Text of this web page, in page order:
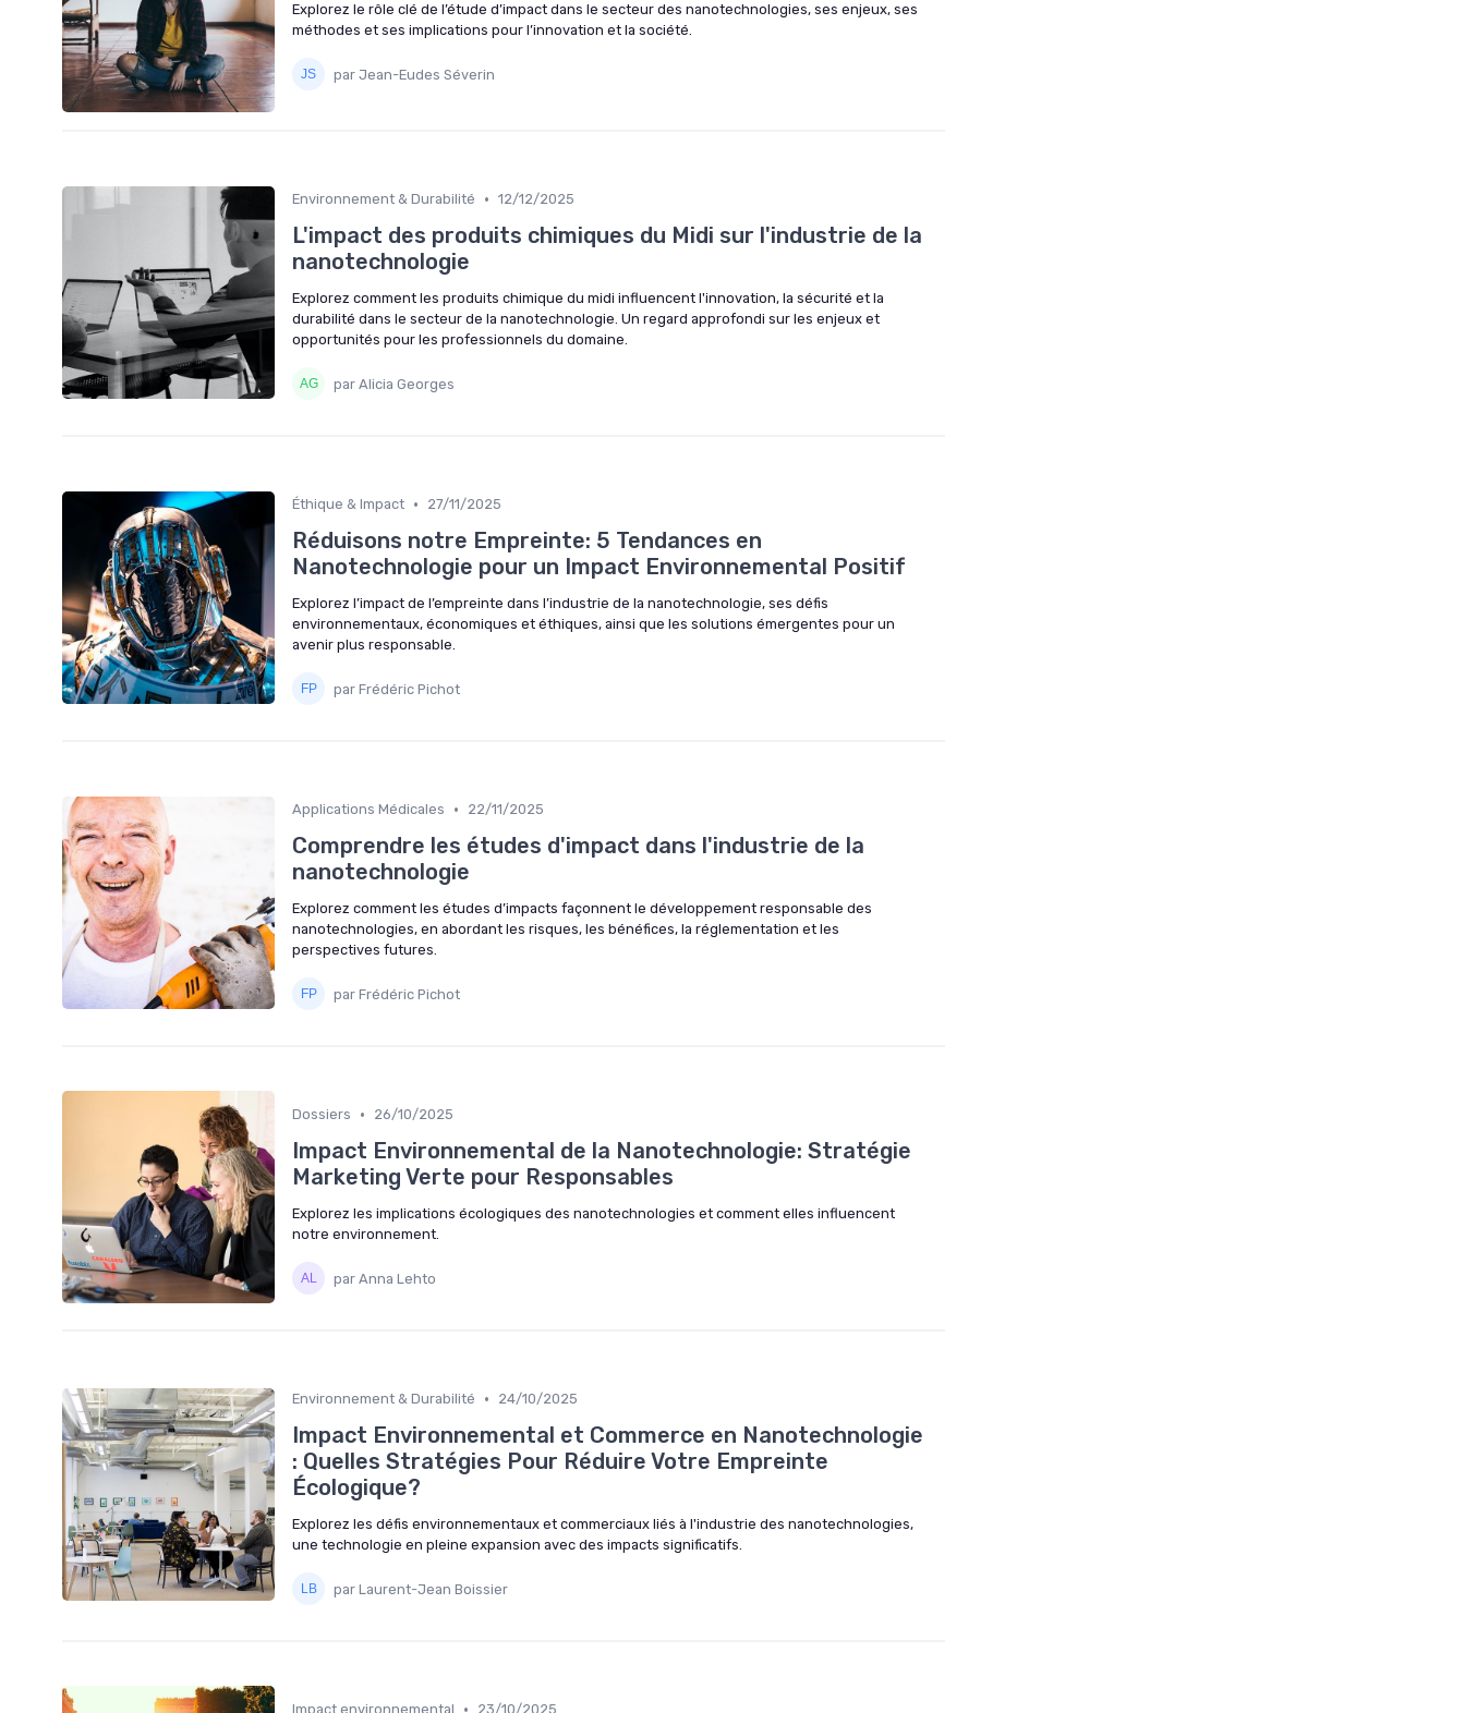
Explorez le rôle clé de l’étude d’impact dans le secteur des nanotechnologies, ses enjeux, ses
méthodes et ses implications pour l’innovation et la société.
par Jean-Eudes Séverin
Environnement & Durabilité • 12/12/2025
L'impact des produits chimiques du Midi sur l'industrie de la
nanotechnologie
Explorez comment les produits chimique du midi influencent l'innovation, la sécurité et la
durabilité dans le secteur de la nanotechnologie. Un regard approfondi sur les enjeux et
opportunités pour les professionnels du domaine.
par Alicia Georges
Éthique & Impact • 27/11/2025
Réduisons notre Empreinte: 5 Tendances en
Nanotechnologie pour un Impact Environnemental Positif
Explorez l’impact de l’empreinte dans l’industrie de la nanotechnologie, ses défis
environnementaux, économiques et éthiques, ainsi que les solutions émergentes pour un
avenir plus responsable.
par Frédéric Pichot
Applications Médicales • 22/11/2025
Comprendre les études d'impact dans l'industrie de la
nanotechnologie
Explorez comment les études d’impacts façonnent le développement responsable des
nanotechnologies, en abordant les risques, les bénéfices, la réglementation et les
perspectives futures.
par Frédéric Pichot
Dossiers • 26/10/2025
Impact Environnemental de la Nanotechnologie: Stratégie
Marketing Verte pour Responsables
Explorez les implications écologiques des nanotechnologies et comment elles influencent
notre environnement.
par Anna Lehto
Environnement & Durabilité • 24/10/2025
Impact Environnemental et Commerce en Nanotechnologie
: Quelles Stratégies Pour Réduire Votre Empreinte
Écologique?
Explorez les défis environnementaux et commerciaux liés à l'industrie des nanotechnologies,
une technologie en pleine expansion avec des impacts significatifs.
par Laurent-Jean Boissier
Impact environnemental 23/10/2025